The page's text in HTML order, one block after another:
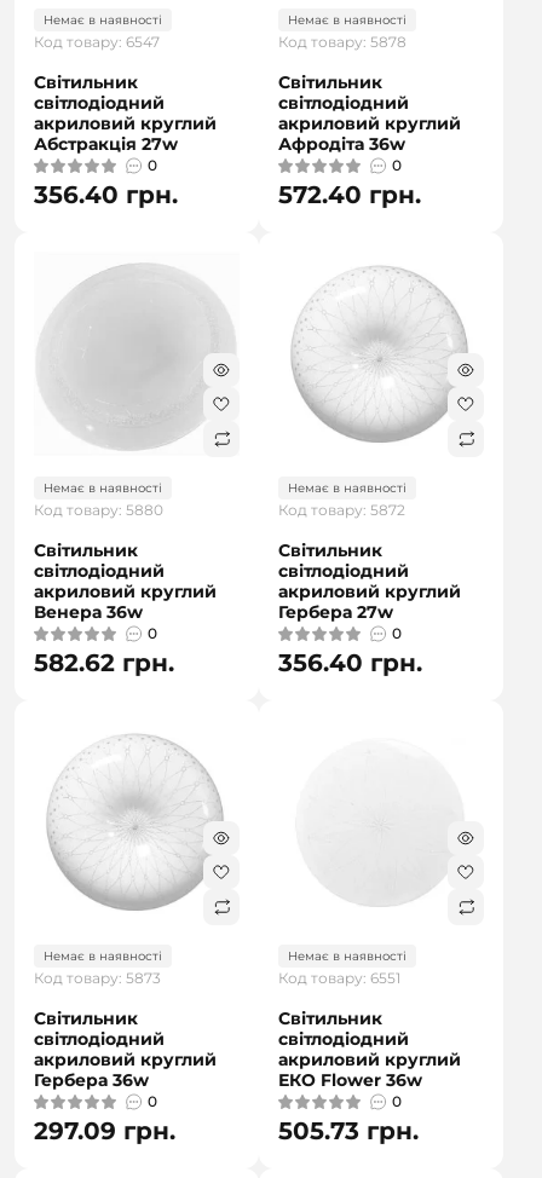
Немає в наявності
Код товару: 6547
Світильник
світлодіодний
акриловий круглий
Абстракція 27w
0
356.40 грн.
Немає в наявності
Код товару: 5878
Світильник
світлодіодний
акриловий круглий
Афродіта 36w
0
572.40 грн.
Немає в наявності
Код товару: 5880
Світильник
світлодіодний
акриловий круглий
Венера 36w
0
582.62 грн.
Немає в наявності
Код товару: 5872
Світильник
світлодіодний
акриловий круглий
Гербера 27w
0
356.40 грн.
Немає в наявності
Код товару: 5873
Світильник
світлодіодний
акриловий круглий
Гербера 36w
0
297.09 грн.
Немає в наявності
Код товару: 6551
Світильник
світлодіодний
акриловий круглий
ЕКО Flower 36w
0
505.73 грн.